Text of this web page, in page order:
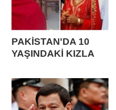
PAKİSTAN'DA 10
YAŞINDAKİ KIZLA
TUTUKLANDI